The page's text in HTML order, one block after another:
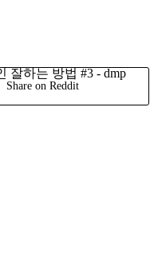
Share on Reddit
잘하는 방법 #3 - dmp